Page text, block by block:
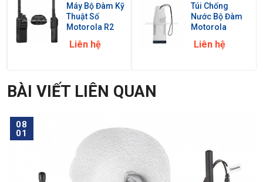
Máy Bộ Đàm Kỹ
Thuật Số
Motorola R2
Liên hệ
Túi Chống
Nước Bộ Đàm
Motorola
Liên hệ
BÀI VIẾT LIÊN QUAN
08
01